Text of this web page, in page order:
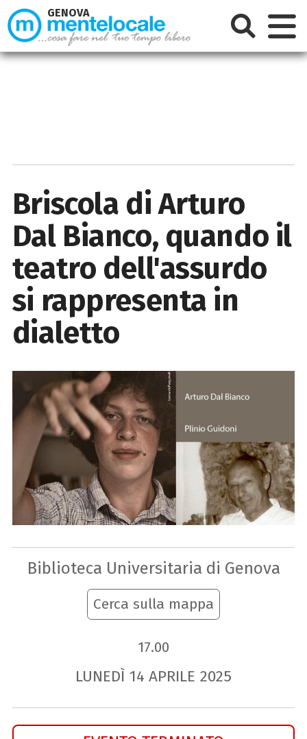
Briscola di Arturo
Dal Bianco, quando il
teatro dell'assurdo
si rappresenta in
dialetto
Biblioteca Universitaria di Genova
Cerca sulla mappa
17.00
LUNEDÌ 14 APRILE 2025
GENOVA